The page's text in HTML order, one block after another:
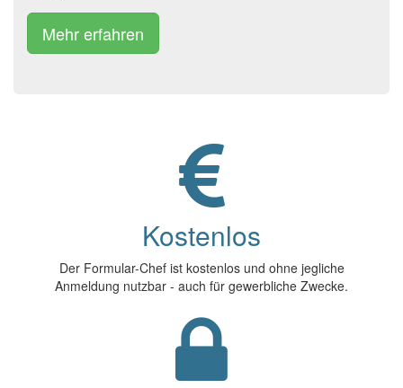
Mehr erfahren
Kostenlos
Der Formular-Chef ist kostenlos und ohne jegliche
Anmeldung nutzbar - auch für gewerbliche Zwecke.